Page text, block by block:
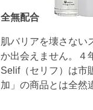
全無配合
肌バリアを壊さない
か出会えません。４
Selif（セリフ）は市
加」の商品とは全然